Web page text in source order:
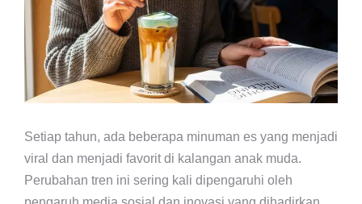
Setiap tahun, ada beberapa minuman es yang menjadi
viral dan menjadi favorit di kalangan anak muda.
Perubahan tren ini sering kali dipengaruhi oleh